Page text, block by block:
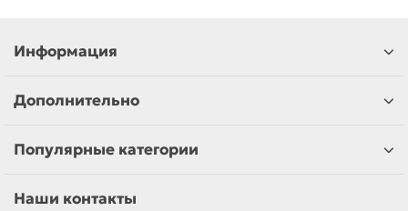
Информация
Дополнительно
Популярные категории
Наши контакты